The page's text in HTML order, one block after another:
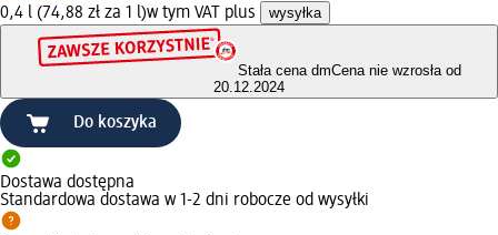
0,4 l (74,88 zł za 1 l)w tym VAT plus wysyłka
Stała cena dmCena nie wzrosła od
20.12.2024
Do koszyka
Dostawa dostępna
Standardowa dostawa w 1-2 dni robocze od wysyłki